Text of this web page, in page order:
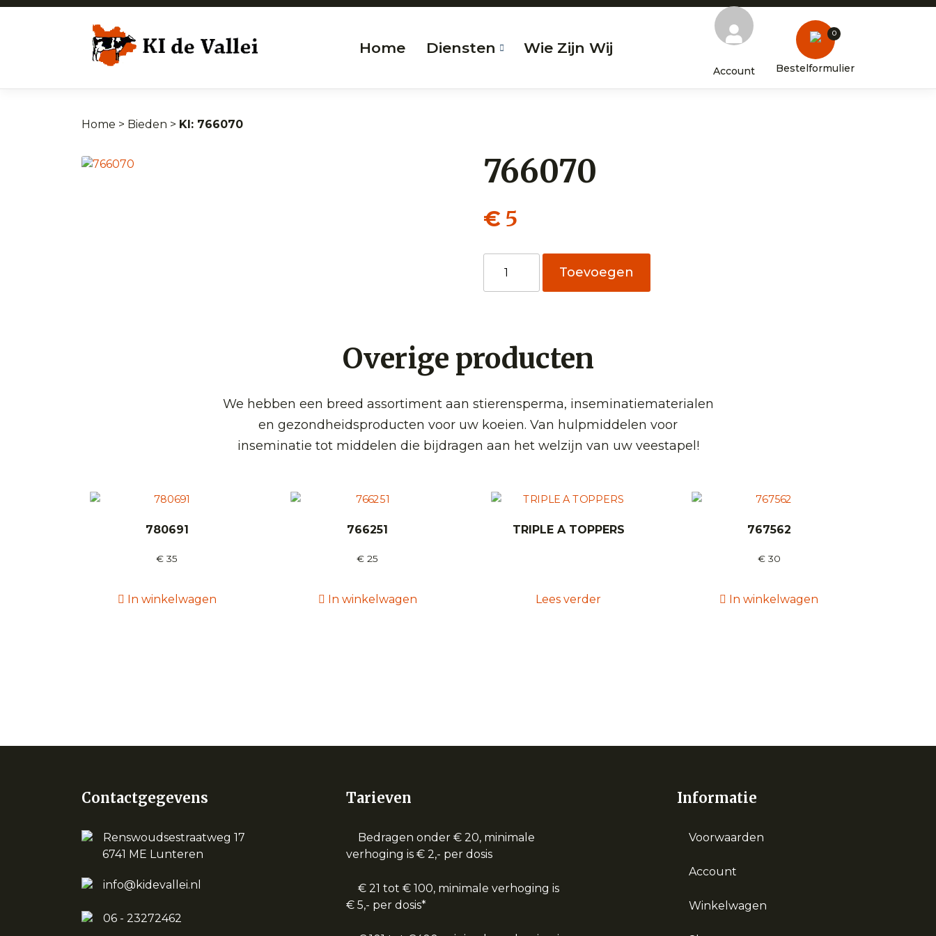
Home Diensten Wie Zijn Wij
Account
0
Bestelformulier
Home > Bieden > 766070
766070
€ 5
aantal
Toevoegen
Overige producten
We hebben een breed assortiment aan stierensperma, inseminatiematerialen
en gezondheidsproducten voor uw koeien. Van hulpmiddelen voor
inseminatie tot middelen die bijdragen aan het welzijn van uw veestapel!
780691
€ 35
In winkelwagen
766251
€ 25
In winkelwagen
TRIPLE A TOPPERS
Lees verder
767562
€30
In winkelwagen
Contactgegevens
Renswoudsestraatweg 17
6741 ME Lunteren
info@kidevallei.nl
06 - 23272462
Tarieven
Bedragen onder € 20, minimale
verhoging is € 2,- per dosis
€ 21 tot € 100, minimale verhoging is
€ 5,- per dosis*
Informatie
Voorwaarden
Account
Winkelwagen